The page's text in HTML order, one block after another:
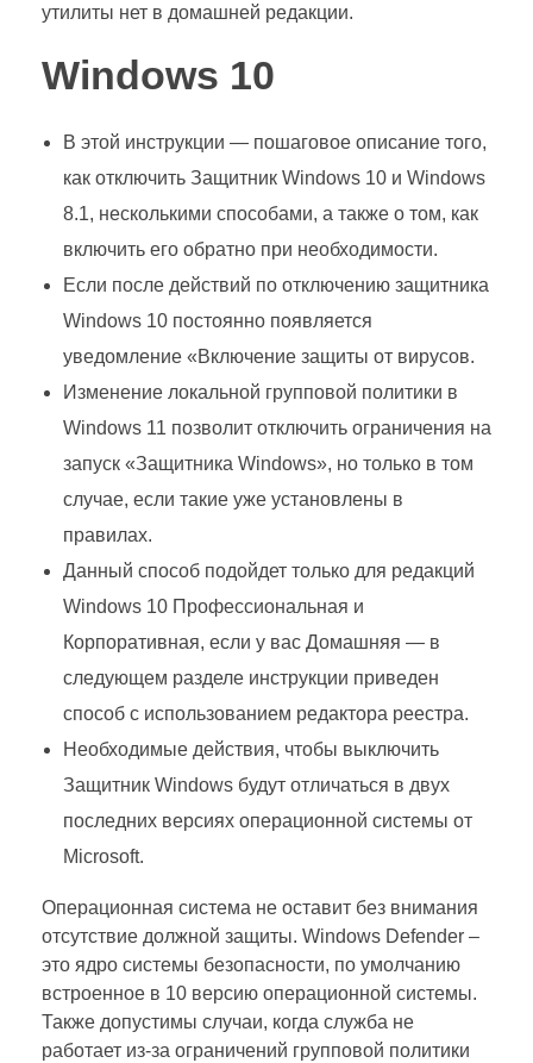
утилиты нет в домашней редакции.
Windows 10
В этой инструкции — пошаговое описание того,
как отключить Защитник Windows 10 и Windows
8.1, несколькими способами, а также о том, как
включить его обратно при необходимости.
Если после действий по отключению защитника
Windows 10 постоянно появляется
уведомление «Включение защиты от вирусов.
Изменение локальной групповой политики в
Windows 11 позволит отключить ограничения на
запуск «Защитника Windows», но только в том
случае, если такие уже установлены в
правилах.
Данный способ подойдет только для редакций
Windows 10 Профессиональная и
Корпоративная, если у вас Домашняя — в
следующем разделе инструкции приведен
способ с использованием редактора реестра.
Необходимые действия, чтобы выключить
Защитник Windows будут отличаться в двух
последних версиях операционной системы от
Microsoft.
Операционная система не оставит без внимания
отсутствие должной защиты. Windows Defender –
это ядро системы безопасности, по умолчанию
встроенное в 10 версию операционной системы.
Также допустимы случаи, когда служба не
работает из-за ограничений групповой политики